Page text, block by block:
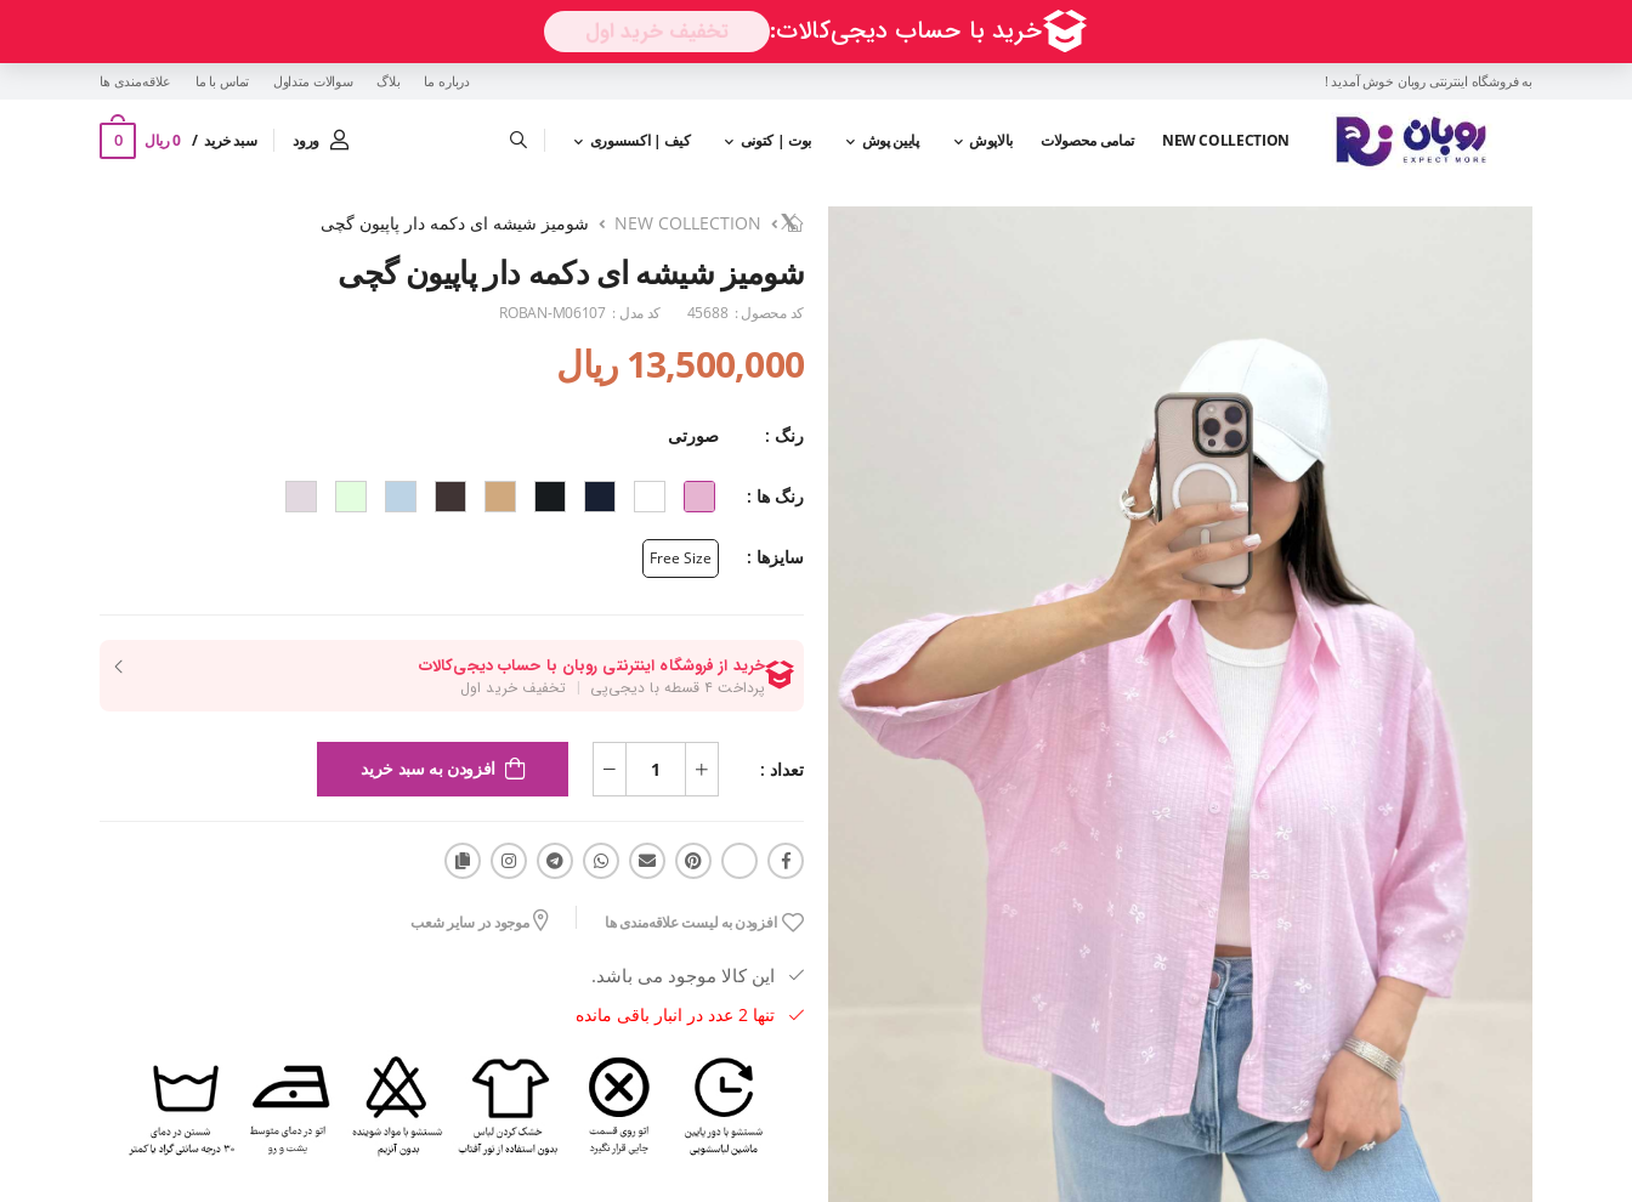
به فروشگاه اینترنتی روبان خوش آمدید ! درباره ما بلاگ سوالات متداول تماس با ما ‌علاقه‌مندی ها
NEW COLLECTION تمامی محصولات بالاپوش پایین پوش بوت | کتونی کیف | اکسسوری ورود سبد خرید 0 ریال 0
NEW COLLECTION شومیز شیشه ای دکمه دار پاپیون گچی
شومیز شیشه ای دکمه دار پاپیون گچی
کد محصول : 45688 کد مدل : ROBAN-M06107
13,500,000 ریال
رنگ : صورتی
رنگ ها :
سایزها : Free Size
تعداد : افزودن به سبد خرید
افزودن به لیست علاقه‌مندی ها موجود در سایر شعب
این کالا موجود می باشد.
تنها 2 عدد در انبار باقی مانده